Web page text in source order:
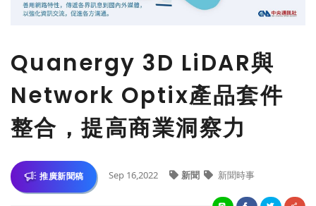
Quanergy 3D LiDAR與
Network Optix產品套件
整合，提高商業洞察力
推廣新聞稿 Sep 16,2022 新聞 新聞時事